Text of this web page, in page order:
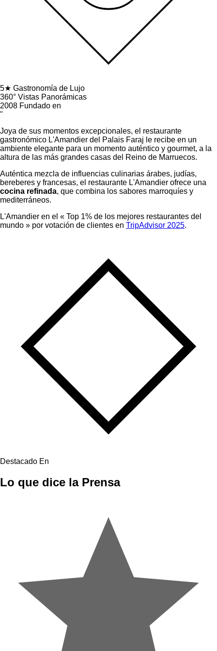
5★ Gastronomía de Lujo
360° Vistas Panorámicas
2008 Fundado en
"
Joya de sus momentos excepcionales, el restaurante
gastronómico L'Amandier del Palais Faraj le recibe en un
ambiente elegante para un momento auténtico y gourmet, a la
altura de las más grandes casas del Reino de Marruecos.
Auténtica mezcla de influencias culinarias árabes, judías,
bereberes y francesas, el restaurante L'Amandier ofrece una
cocina refinada, que combina los sabores marroquíes y
mediterráneos.
L'Amandier en el « Top 1% de los mejores restaurantes del
mundo » por votación de clientes en TripAdvisor 2025.
Destacado En
Lo que dice la Prensa